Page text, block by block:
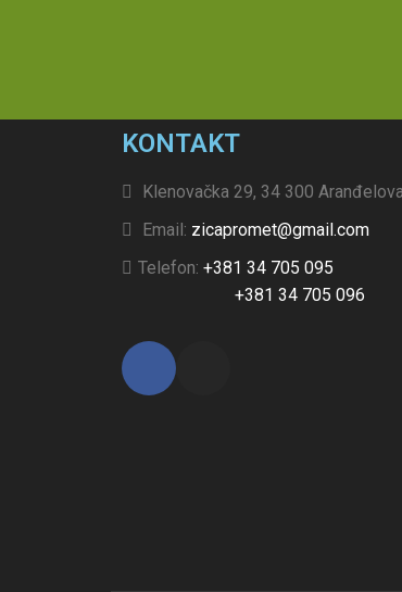
KONTAKT
Klenovačka 29, 34 300
Email: zicapromet@gmail.com
Telefon: +381 34 705 095
+381 34 705 096